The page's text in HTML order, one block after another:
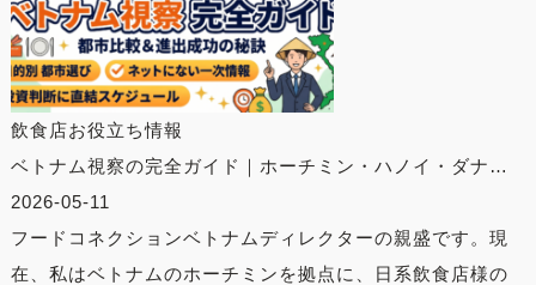
飲食店お役立ち情報
ベトナム視察の完全ガイド｜ホーチミン・ハノイ・ダナ…
2026-05-11
フードコネクションベトナムディレクターの親盛です。現
在、私はベトナムのホーチミンを拠点に、日系飲食店様の